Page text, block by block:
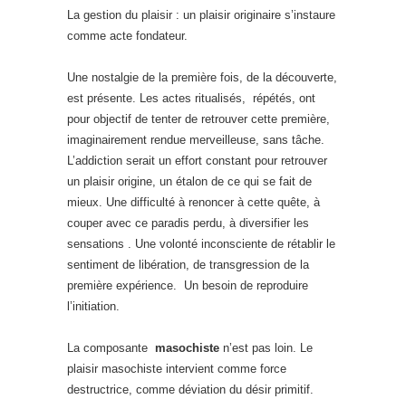
La gestion du plaisir : un plaisir originaire s’instaure
comme acte fondateur.
Une nostalgie de la première fois, de la découverte,
est présente. Les actes ritualisés, répétés, ont
pour objectif de tenter de retrouver cette première,
imaginairement rendue merveilleuse, sans tâche.
L’addiction serait un effort constant pour retrouver
un plaisir origine, un étalon de ce qui se fait de
mieux. Une difficulté à renoncer à cette quête, à
couper avec ce paradis perdu, à diversifier les
sensations . Une volonté inconsciente de rétablir le
sentiment de libération, de transgression de la
première expérience. Un besoin de reproduire
l’initiation.
La composante masochiste n’est pas loin. Le
plaisir masochiste intervient comme force
destructrice, comme déviation du désir primitif.